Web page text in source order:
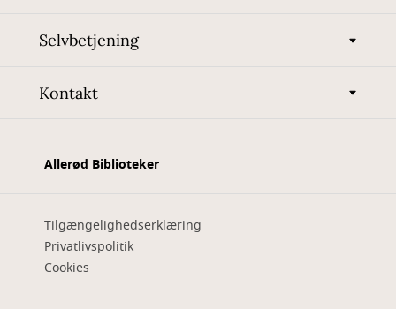
Selvbetjening
Kontakt
Allerød Biblioteker
Tilgængelighedserklæring
Privatlivspolitik
Cookies